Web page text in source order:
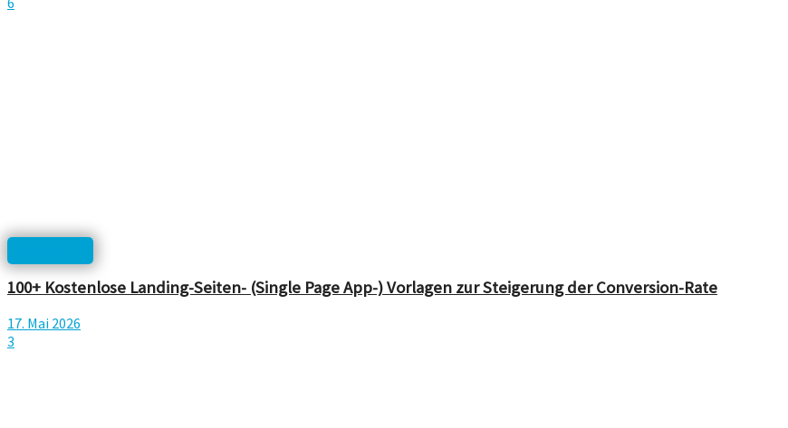
100+ Kostenlose Landing-Seiten- (Single Page App-) Vorlagen zur Steigerung der Conversion-Rate
17. Mai 2026
3